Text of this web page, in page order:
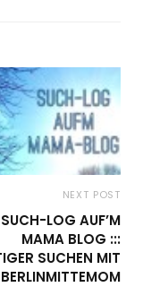
NEXT POST
SUCH-LOG AUF’M
MAMA BLOG :::
SUCHEN MIT
BERLINMITTEMOM